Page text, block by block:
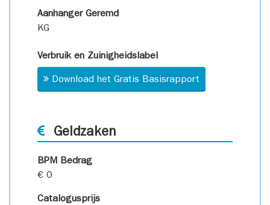
Aanhanger Geremd
KG
Verbruik en Zuinigheidslabel
Download het Gratis Basisrapport
Geldzaken
BPM Bedrag
€ 0
Catalogusprijs